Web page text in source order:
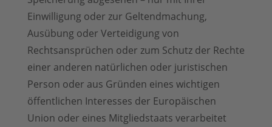
Einwilligung oder zur Geltendmachung,
Ausübung oder Verteidigung von
Rechtsansprüchen oder zum Schutz der Rechte
einer anderen natürlichen oder juristischen
Person oder aus Gründen eines wichtigen
öffentlichen Interesses der Europäischen
Union oder eines Mitgliedstaats verarbeitet